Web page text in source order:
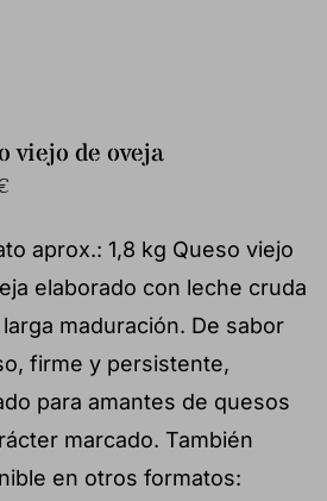
viejo de oveja
aprox.: 1,8 kg Queso viejo
elaborado con leche cruda
maduración. De sabor
firme y persistente,
para amantes de quesos
marcado. También
en otros formatos: